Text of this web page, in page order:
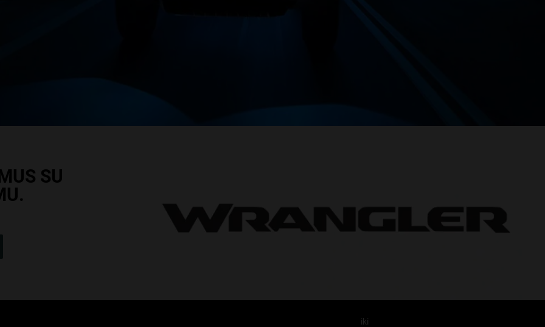
SU
iki